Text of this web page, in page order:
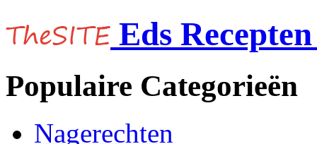
Eds
Populaire Categorieën
Nagerechten